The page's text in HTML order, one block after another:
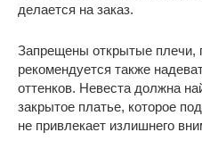
делается на заказ.
Запрещены открытые плечи,
рекомендуется также
оттенков. Невеста должна
закрытое платье, которое
не привлекает излишнего